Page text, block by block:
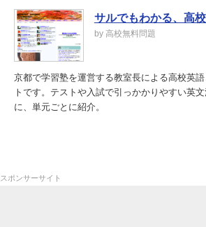
サルでもわかる、高
by 高校無料問題
京都で学習塾を運営する教室長による高校英
トです。テストや入試で引っかかりやすい英
に、単元ごとに紹介。
スポンサーサイト